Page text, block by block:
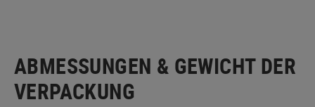
ABMESSUNGEN & GEWICHT DER
VERPACKUNG